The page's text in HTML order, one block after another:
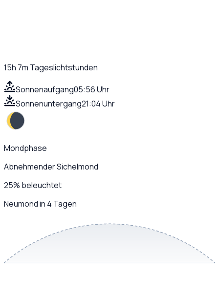
15h 7m Tageslichtstunden
Sonnenaufgang05:56 Uhr
Sonnenuntergang21:04 Uhr
Mondphase
Abnehmender Sichelmond
25% beleuchtet
Neumond in 4 Tagen